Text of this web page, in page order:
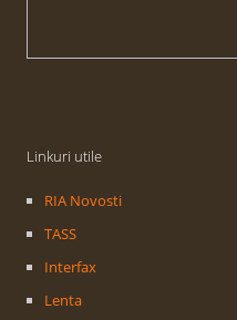
Linkuri utile
RIA Novosti
TASS
Interfax
Lenta